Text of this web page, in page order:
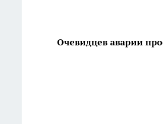
Очевидцев аварии